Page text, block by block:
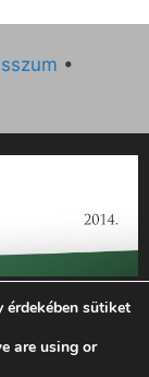
•
működésének
támogatási
támogatta az
sütiket
are using or